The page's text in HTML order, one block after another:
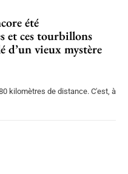
été
et ces tourbillons
d’un vieux mystère
kilomètres de distance. C'est, à